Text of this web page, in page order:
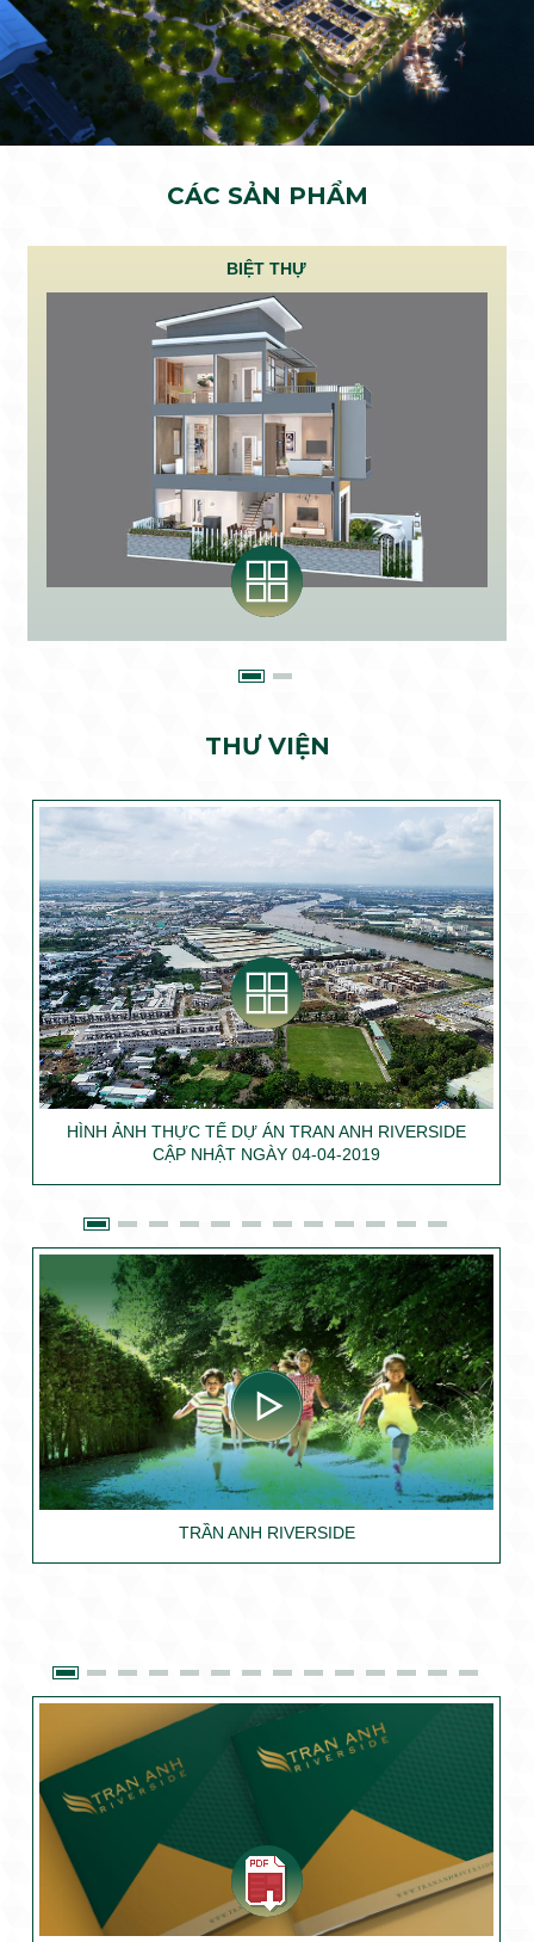
CÁC SẢN PHẨM
BIỆT THỰ
THƯ VIỆN
HÌNH ẢNH THỰC TẾ DỰ ÁN TRAN ANH RIVERSIDE
CẬP NHẬT NGÀY 04-04-2019
TRẦN ANH RIVERSIDE